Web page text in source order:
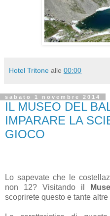
Hotel Tritone alle 00:00
sabato 1 novembre 2014
IL MUSEO DEL
IMPARARE LA
GIOCO
Lo sapevate che le
non 12? Visitando il
scoprirete questo e tante altre